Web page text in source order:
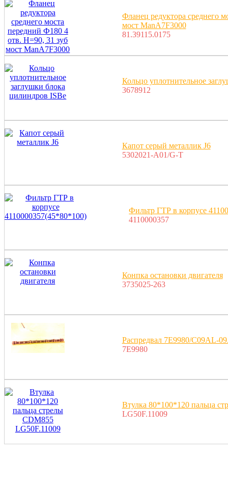
Фланец редуктора среднего
мост ManA7F3000
81.39115.0175
Кольцо уплотнительное
3678912
Капот серый металлик J6
5302021-A01/G-T
Фильтр ГТР в корпусе
4110000357
Конпка остановки двигателя
3735025-263
Распредвал 7E9980/C09AL-
7E9980
Втулка 80*100*120 пальца
LG50F.11009